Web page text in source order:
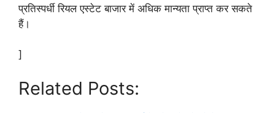
प्रतिस्पर्धी रियल एस्टेट बाजार में अधिक मान्यता प्राप्त कर सकते
हैं।
]
Related Posts: